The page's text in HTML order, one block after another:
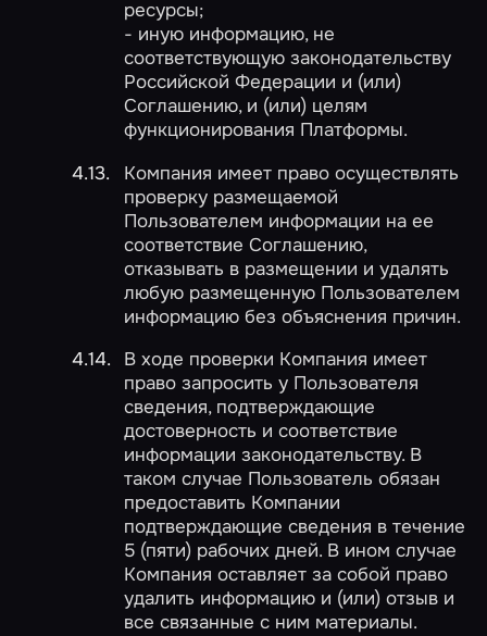
ресурсы;
- иную информацию, не
соответствующую законодательству
Российской Федерации и (или)
Соглашению, и (или) целям
функционирования Платформы.
Компания имеет право осуществлять
проверку размещаемой
Пользователем информации на ее
соответствие Соглашению,
отказывать в размещении и удалять
любую размещенную Пользователем
информацию без объяснения причин.
В ходе проверки Компания имеет
право запросить у Пользователя
сведения, подтверждающие
достоверность и соответствие
информации законодательству. В
таком случае Пользователь обязан
предоставить Компании
подтверждающие сведения в течение
5 (пяти) рабочих дней. В ином случае
Компания оставляет за собой право
удалить информацию и (или) отзыв и
все связанные с ним материалы.